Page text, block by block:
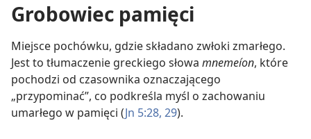
Grobowiec pamięci
Miejsce pochówku, gdzie składano zwłoki zmarłego.
Jest to tłumaczenie greckiego słowa mnemeíon, które
pochodzi od czasownika oznaczającego
„przypominać”, co podkreśla myśl o zachowaniu
umarłego w pamięci (Jn 5:28, 29).